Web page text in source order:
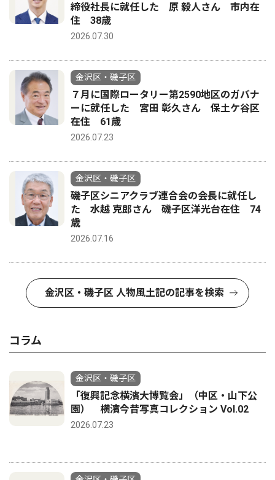
締役社長に就任した 原 毅人さん 市内在
住 38歳
2026.07.30
金沢区・磯子区
７月に国際ロータリー第2590地区のガバナ
ーに就任した 宮田 彰久さん 保土ケ谷区
在住 61歳
2026.07.23
金沢区・磯子区
磯子区シニアクラブ連合会の会長に就任し
た 水越 克郎さん 磯子区洋光台在住 74
歳
2026.07.16
金沢区・磯子区 人物風土記の記事を検索
コラム
金沢区・磯子区
「復興記念横濱大博覧会」（中区・山下公
園） 横濱今昔写真コレクション Vol.02
2026.07.23